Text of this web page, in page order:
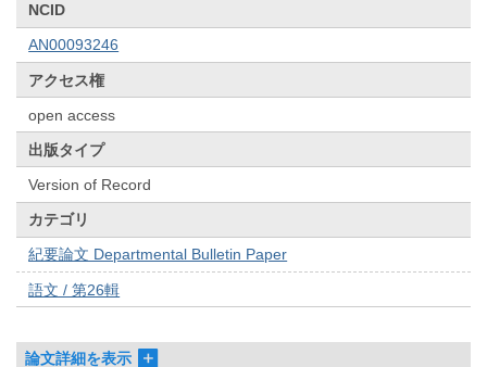
NCID
AN00093246
アクセス権
open access
出版タイプ
Version of Record
カテゴリ
紀要論文 Departmental Bulletin Paper
語文 / 第26輯
論文詳細を表示